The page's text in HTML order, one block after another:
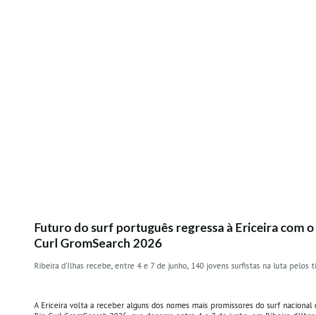
Futuro do surf português regressa à Ericeira com
Curl GromSearch 2026
Ribeira d’Ilhas recebe, entre 4 e 7 de junho, 140 jovens surfistas na luta pelos
A Ericeira volta a receber alguns dos nomes mais promissores do surf nacional